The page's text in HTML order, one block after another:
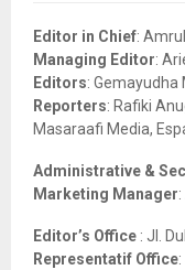
o
r
:
Editor in Chief:
Managing Editor:
Editors: Gemayudha
Reporters: Rafiki
Masaraafi Media,
Administrative &
Marketing Manager
Editor’s Office : Jl.
Representatif Office